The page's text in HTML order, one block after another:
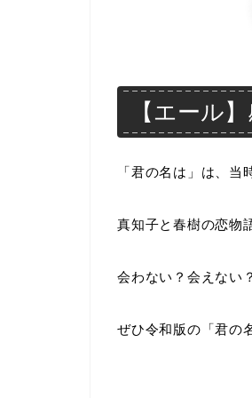
【エール
「君の名は」は、当
真知子と春樹の恋物
会わない？会えない
ぜひ令和版の「君の